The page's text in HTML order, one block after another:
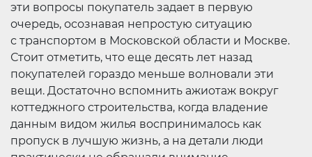
эти вопросы покупатель задает в первую
очередь, осознавая непростую ситуацию
с транспортом в Московской области и Москве.
Стоит отметить, что еще десять лет назад
покупателей гораздо меньше волновали эти
вещи. Достаточно вспомнить ажиотаж вокруг
коттеджного строительства, когда владение
данным видом жилья воспринималось как
пропуск в лучшую жизнь, а на детали люди